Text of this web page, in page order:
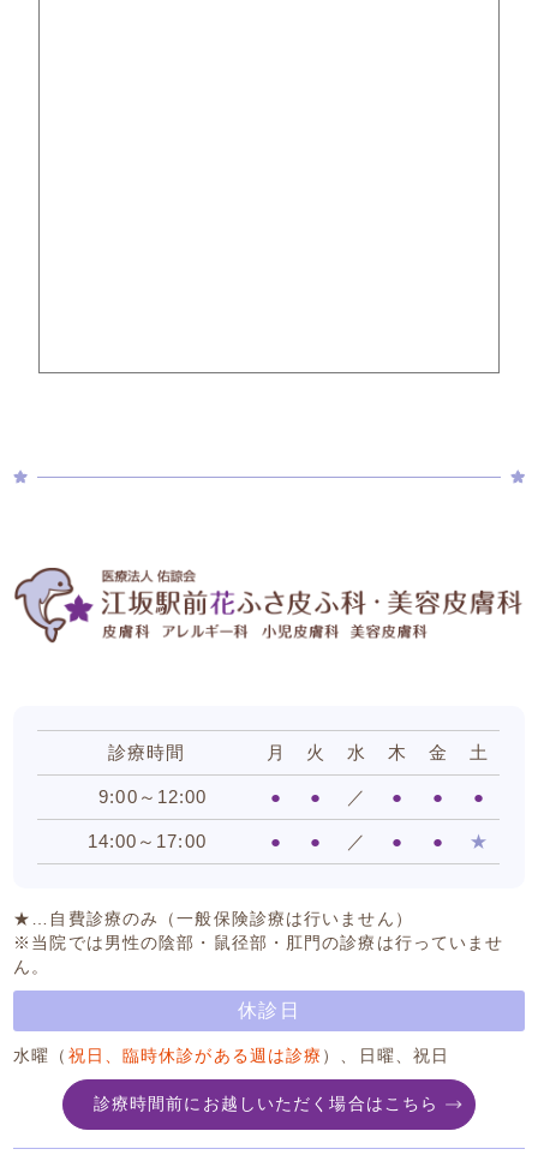
診療時間 月 火 水 木 金 土
9:00～12:00 ● ● ／ ● ● ●
14:00～17:00 ● ● ／ ● ● ★
★…自費診療のみ（一般保険診療は行いません）
※当院では男性の陰部・鼠径部・肛門の診療は行っていませ
ん。
休診日
水曜（ 祝日、臨時休診がある週は診療 ）、日曜、祝日
診療時間前にお越しいただく場合はこちら